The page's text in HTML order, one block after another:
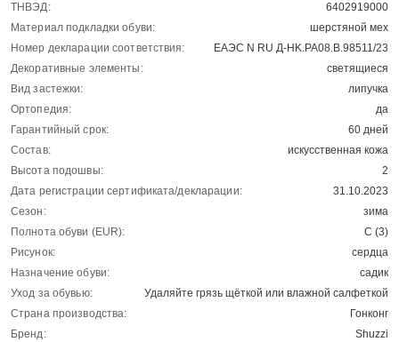
ТНВЭД:
6402919000
Материал подкладки обуви:
шерстяной мех
Номер декларации соответствия:
ЕАЭС N RU Д-HK.РА08.В.98511/23
Декоративные элементы:
светящиеся
Вид застежки:
липучка
Ортопедия:
да
Гарантийный срок:
60 дней
Состав:
искусственная кожа
Высота подошвы:
2
Дата регистрации сертификата/декларации:
31.10.2023
Сезон:
зима
Полнота обуви (EUR):
C (3)
Рисунок:
сердца
Назначение обуви:
садик
Уход за обувью:
Удаляйте грязь щёткой или влажной салфеткой
Страна производства:
Гонконг
Бренд:
Shuzzi